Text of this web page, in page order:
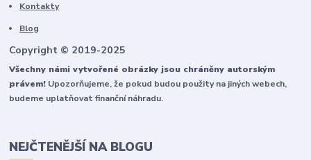
Kontakty
Blog
Copyright © 2019-2025
Všechny námi vytvořené obrázky jsou chráněny autorským
právem! Upozorňujeme, že pokud budou použity na jiných webech,
budeme uplatňovat finanční náhradu.
NEJČTENĚJŠÍ NA BLOGU